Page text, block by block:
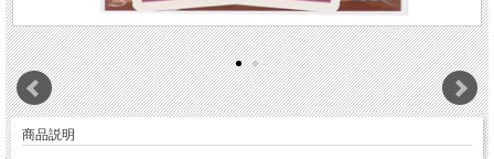
商品説明